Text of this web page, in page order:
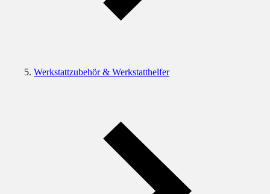
Werkstattzubehör & Werkstatthelfer